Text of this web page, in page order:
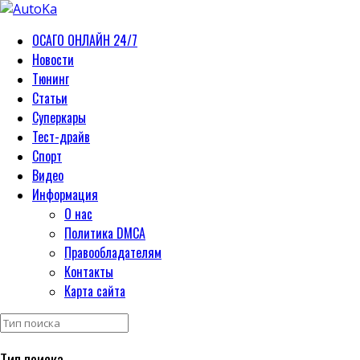
ОСАГО ОНЛАЙН 24/7
Новости
Тюнинг
Статьи
Суперкары
Тест-драйв
Спорт
Видео
Информация
О нас
Политика DMCA
Правообладателям
Контакты
Карта сайта